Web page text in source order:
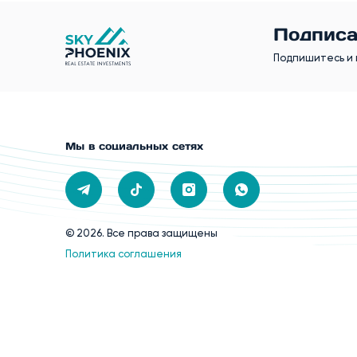
Подпишитесь и
Мы в социальных сетях
© 2026. Все права защищены
Политика соглашения